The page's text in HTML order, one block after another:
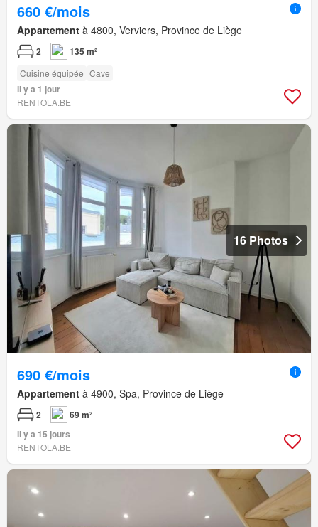
660 €/mois
Appartement à 4800, Verviers, Province de Liège
2 135 m²
Cuisine équipée Cave
Il y a 1 jour
RENTOLA.BE
16 Photos
690 €/mois
Appartement à 4900, Spa, Province de Liège
2
69 m²
Il y a 15 jours
RENTOLA.BE